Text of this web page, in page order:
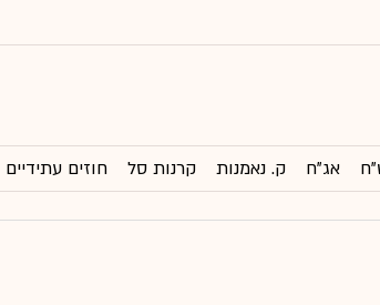
אג"ח ק. נאמנות קרנות סל חוזים עתידיים